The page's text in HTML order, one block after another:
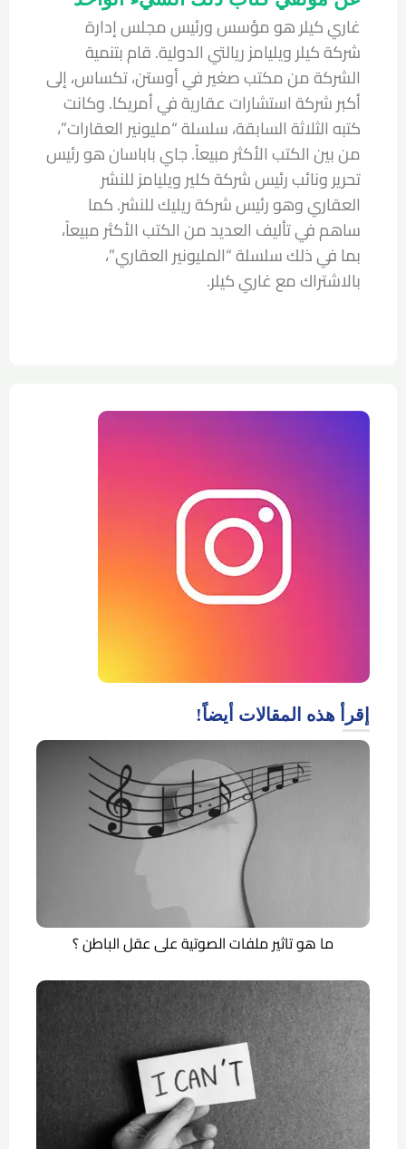
غاري كيلر هو مؤسس ورئيس مجلس إدارة
شركة كيلر ويليامز ريالتي الدولية. قام بتنمية
الشركة من مكتب صغير في أوستن، تكساس، إلى
أكبر شركة استشارات عقارية في أمريكا. وكانت
كتبه الثلاثة السابقة، سلسلة “مليونير العقارات”،
من بين الكتب الأكثر مبيعاً. جاي باباسان هو رئيس
تحرير ونائب رئيس شركة كلير ويليامز للنشر
العقاري وهو رئيس شركة ريليك للنشر. كما
ساهم في تأليف العديد من الكتب الأكثر مبيعاً،
بما في ذلك سلسلة “المليونير العقاري”،
بالاشتراك مع غاري كيلر.
إقرأ هذه المقالات أيضاً!
ما هو تاثير ملفات الصوتية على عقل الباطن ؟